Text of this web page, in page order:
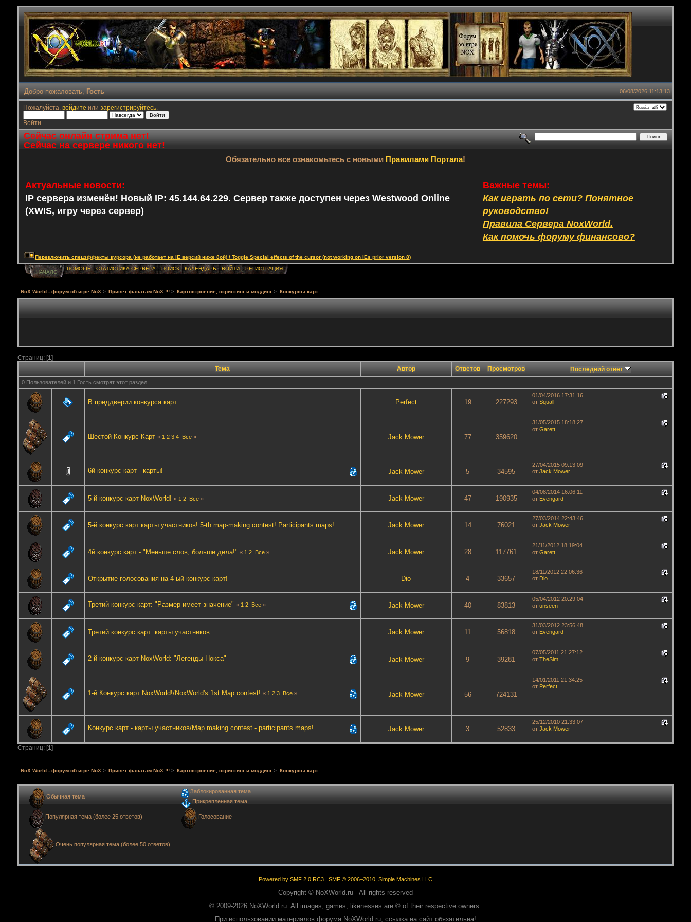
06/08/2026 11:13:13
Добро пожаловать, Гость
Пожалуйста, войдите или зарегистрируйтесь.
Войти
Сейчас онлайн стрима нет!
Сейчас на сервере никого нет!
Обязательно все ознакомьтесь с новыми Правилами Портала!
Актуальные новости:
IP сервера изменён! Новый IP: 45.144.64.229. Сервер также доступен через Westwood Online
(XWIS, игру через сервер)
Важные темы:
Как играть по сети? Понятное
руководство!
Правила Сервера NoxWorld.
Как помочь форуму финансово?
Переключить спецэффекты курсора (не работает на IE версий ниже 8ой) / Toggle Special effects of the cursor (not working on IEs prior version 8)
НАЧАЛО
ПОМОЩЬ СТАТИСТИКА СЕРВЕРА ПОИСК КАЛЕНДАРЬ ВОЙТИ РЕГИСТРАЦИЯ
NoX World - форум об игре NoX > Привет фанатам NoX !!! > Картостроение, скриптинг и моддинг > Конкурсы карт
Страниц: [1]
Тема
Автор Ответов Просмотров Последний ответ
0 Пользователей и 1 Гость смотрят этот раздел.
В преддверии конкурса карт Perfect 19 227293
01/04/2016 17:31:16
отSquall
Шестой Конкурс Карт « 1 2 3 4 Все » Jack Mower 77 359620
31/05/2015 18:18:27
отGarett
6й конкурс карт - карты! Jack Mower 5 34595
27/04/2015 09:13:09
отJack Mower
5-й конкурс карт NoxWorld! « 1 2 Все » Jack Mower 47 190935
04/08/2014 16:06:11
от Evengard
5-й конкурс карт карты участников! 5-th map-making contest! Participants maps! Jack Mower 14 76021
27/03/2014 22:43:46
отJack Mower
4й конкурс карт - "Меньше слов, больше дела!" « 1 2 Все » Jack Mower 28 117761
21/11/2012 18:19:04
отGarett
Открытие голосования на 4-ый конкурс карт! Dio 4 33657
18/11/2012 22:06:36
от Dio
Третий конкурс карт: "Размер имеет значение" « 1 2 Все » Jack Mower 40 83813
05/04/2012 20:29:04
отunseen
Третий конкурс карт: карты участников. Jack Mower 11 56818
31/03/2012 23:56:48
от Evengard
2-й конкурс карт NoxWorld: "Легенды Нокса" Jack Mower 9 39281
07/05/2011 21:27:12
отTheSim
1-й Конкурс карт NoxWorld!/NoxWorld's 1st Map contest!« 1 2 3 Все » Jack Mower 56 724131
14/01/2011 21:34:25
от Perfect
Конкурс карт - карты участников/Map making contest - participants maps! Jack Mower 3 52833
25/12/2010 21:33:07
отJack Mower
Страниц: [1]
NoX World - форум об игре NoX > Привет фанатам NoX !!! > Картостроение, скриптинг и моддинг > Конкурсы карт
Обычная тема
Популярная тема (более 25 ответов)
Очень популярная тема (более 50 ответов)
Заблокированная тема
Прикрепленная тема
Голосование
Powered by SMF 2.0 RC3| SMF © 2006–2010, Simple Machines LLC
Copyright © NoXWorld.ru - All rights reserved
© 2009-2026 NoXWorld.ru. All images, games, likenesses are © of their respective owners.
При использовании материалов форума NoXWorld.ru, ссылка на сайт обязательна!